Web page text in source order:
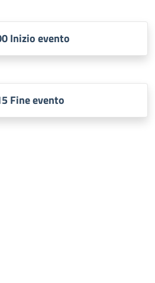
Inizio evento
Fine evento